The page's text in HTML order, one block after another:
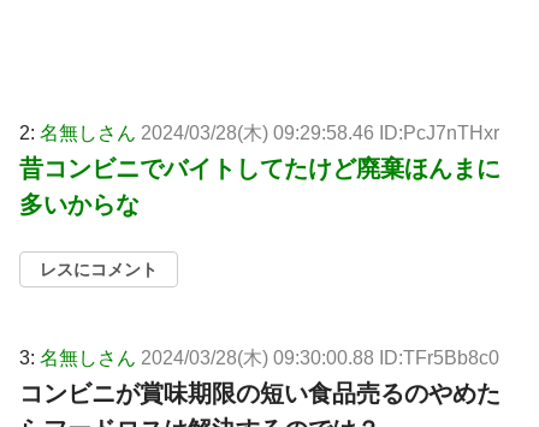
2: 名無しさん 2024/03/28(木) 09:29:58.46 ID:PcJ7nTHxr
昔コンビニでバイトしてたけど廃棄ほんまに
多いからな
レスにコメント
3: 名無しさん 2024/03/28(木) 09:30:00.88 ID:TFr5Bb8c0
コンビニが賞味期限の短い食品売るのやめた